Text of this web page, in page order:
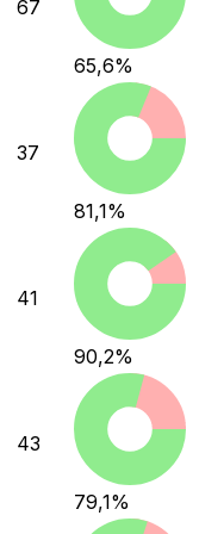
67
65,6%
37
81,1%
41
90,2%
43
79,1%